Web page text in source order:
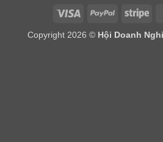
Visa PayPal
Copyright 2026 © Hội Doanh